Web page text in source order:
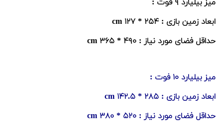
میز بیلیارد ۹ فوت :
ابعاد زمین بازی : ۲۵۴ * ۱۲۷ cm
حداقل فضای مورد نیاز : ۴۹۰ * ۳۶۵ cm
میز بیلیارد ۱۰ فوت :
ابعاد زمین بازی : ۲۸۵ * ۱۴۲.۵ cm
حداقل فضای مورد نیاز : ۵۲۰ * ۳۸۰ cm